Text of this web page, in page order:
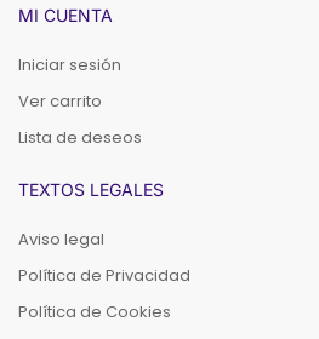
MI CUENTA
Iniciar sesión
Ver carrito
Lista de deseos
TEXTOS LEGALES
Aviso legal
Política de Privacidad
Política de Cookies